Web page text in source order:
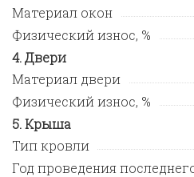
Материал окон
Физический износ, %
Двери
Материал двери
Физический износ, %
Крыша
Тип кровли
Год проведения